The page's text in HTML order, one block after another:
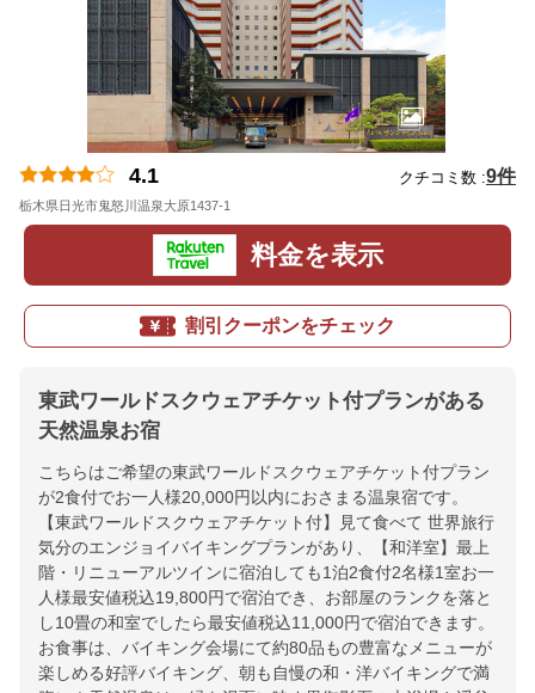
4.1 クチコミ数 :9件
栃木県日光市鬼怒川温泉大原1437-1
料金を表示
割引クーポンをチェック
東武ワールドスクウェアチケット付プランがある
天然温泉お宿
こちらはご希望の東武ワールドスクウェアチケット付プラン
が2食付でお一人様20,000円以内におさまる温泉宿です。
【東武ワールドスクウェアチケット付】見て食べて 世界旅行
気分のエンジョイバイキングプランがあり、【和洋室】最上
階・リニューアルツインに宿泊しても1泊2食付2名様1室お一
人様最安値税込19,800円で宿泊でき、お部屋のランクを落と
し10畳の和室でしたら最安値税込11,000円で宿泊できます。
お食事は、バイキング会場にて約80品もの豊富なメニューが
楽しめる好評バイキング、朝も自慢の和・洋バイキングで満